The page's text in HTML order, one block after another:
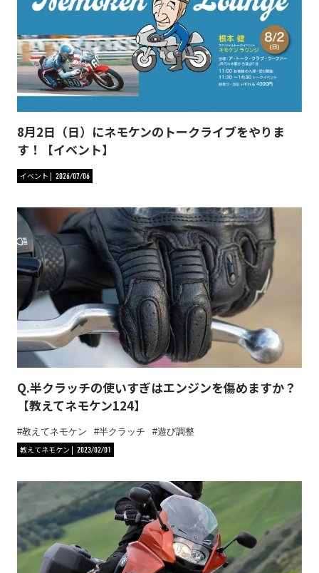
8月2日（日）にネモケンのトークライブをやりま
す！【イベント】
イベント 2026/07/06
Q.半クラッチの使いすぎはエンジンを傷めますか？
【教えてネモケン124】
教えてネモケン 半クラッチ
遊び調整
教えてネモケン
2023/02/01